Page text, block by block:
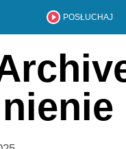
POSŁUCHAJ